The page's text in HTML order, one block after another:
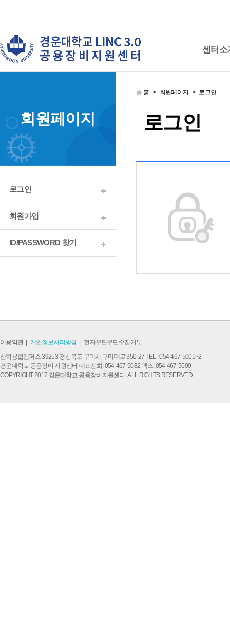
센터소
회원페이지
로그인
회원가입
ID/PASSWORD 찾기
홈 > 회원페이지 > 로그인
로그인
이용약관| 개인정보처리방침
전자우편무단수집거부
산학융합캠퍼스 39253 경상북도 구미시 구미대로 350-27 TEL : 054-467-5001~2
경운대학교 공용장비 지원센터 대표전화: 054-467-5082 팩스: 054-467-5009
COPYRIGHT 2017 경운대학교 공용장비지원센터. ALL RIGHTS RESERVED.